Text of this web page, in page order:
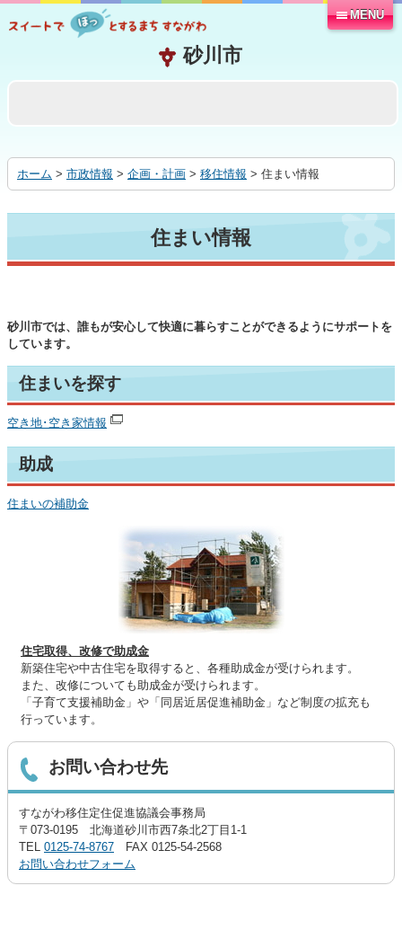
る
MENU
ホーム > 市政情報 > 企画・計画 > 移住情報 > 住まい情報
住まい情報
砂川市では、誰もが安心して快適に暮らすことができるようにサポートを
しています。
住まいを探す
空き地･空き家情報
助成
住まいの補助金
住宅取得、改修で助成金
新築住宅や中古住宅を取得すると、各種助成金が受けられます。
また、改修についても助成金が受けられます。
「子育て支援補助金」や「同居近居促進補助金」など制度の拡充も
行っています。
お問い合わせ先
すながわ移住定住促進協議会事務局
〒073-0195 北海道砂川市西7条北2丁目1-1
TEL 0125-74-8767 FAX 0125-54-2568
お問い合わせフォーム